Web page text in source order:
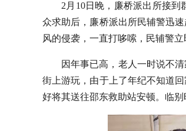
2月10日晚，廉桥派出所接
众求助后，廉桥派出所民辅警迅
风的侵袭，一直打哆嗦，民辅警
因年事已高，老人一时说不
街上游玩，由于上了年纪不知道
好将其送往邵东救助站安顿。临